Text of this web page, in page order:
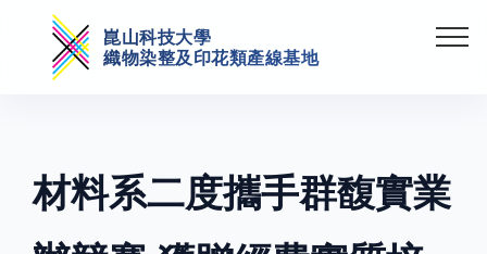
崑山科技大學
織物染整及印花類產線基地
材料系二度攜手群馥實業